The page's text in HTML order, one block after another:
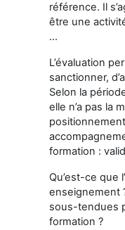
référence. Il
être une
...
L’évaluation
sanctionner,
Selon la
elle n’a pas la
formation :
Qu’est-ce que
enseignement
sous-tendues
formation ?